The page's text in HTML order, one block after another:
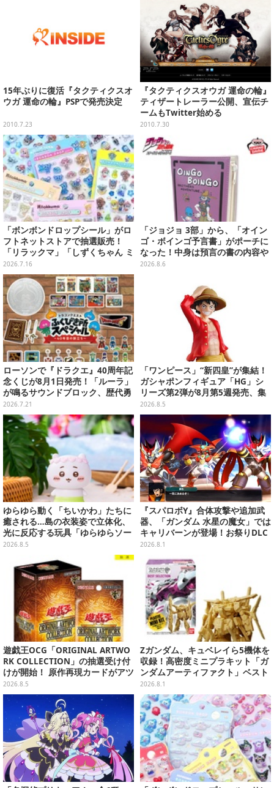
15年ぶりに復活『タクティクスオ
ウガ 運命の輪』PSPで発売決定
2010.7.23
『タクティクスオウガ 運命の輪』
ティザートレーラー公開、宣伝チ
ームもTwitter始める
2010.7.30
「ボンボンドロップシール」がロ
フトネットストアで抽選販売！
「リラックマ」「しずくちゃん ミ
ニ」など全12種をラインナップ
2026.7.16
「ジョジョ 3部」から、「オイン
ゴ・ボインゴ予言書」がポーチに
なった！中身は預言の書の内容や
アニメ総柄デザインをプリント
2026.8.6
ローソンで『ドラクエ』40周年記
念くじが8月1日発売！「ルーラ」
が鳴るサウンドブロック、歴代勇
者＆スライムのフィギュアなど、
シリーズを振り返る景品盛りだく
さん
2026.7.21
「ワンピース」“新四皇”が集結！
ガシャポンフィギュア「HG」シ
リーズ第2弾が8月第5週発売、集
めて並べたくなるクオリティ
2026.8.5
ゆらゆら動く「ちいかわ」たちに
癒される…島の衣装姿で立体化、
光に反応する玩具「ゆらゆらソー
ラー」全8種が全国アミューズメ
2026.8.5
『スパロボY』合体攻撃や追加武
器、「ガンダム 水星の魔女」では
キャリバーンが登場！お祭りDLC
「アニバーサリーエキスパンショ
2026.8.1
遊戯王OCG「ORIGINAL ARTWO
RK COLLECTION」の抽選受け付
けが開始！ 原作再現カードがアツ
いスペシャルパック
2026.8.5
Zガンダム、キュベレイら5機体を
収録！高密度ミニプラキット「ガ
ンダムアーティファクト」ベスト
セレクションが10月発売
2026.8.1